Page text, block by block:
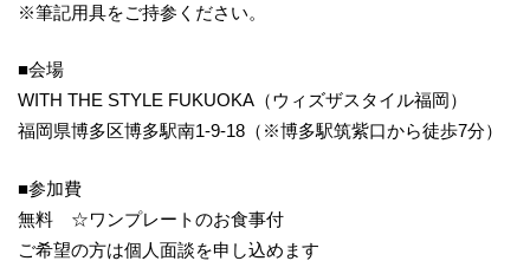
※筆記用具をご持参ください。
■会場
WITH THE STYLE FUKUOKA（ウィズザスタイル福岡）
福岡県博多区博多駅南1-9-18（※博多駅筑紫口から徒歩7分）
■参加費
無料 ☆ワンプレートのお食事付
ご希望の方は個人面談を申し込めます